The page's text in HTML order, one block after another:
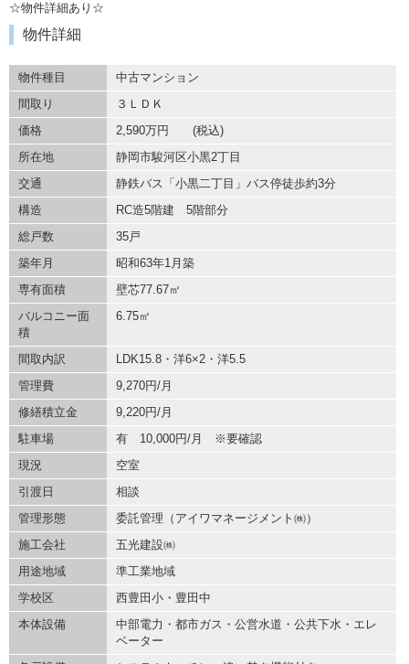
☆物件詳細あり☆
物件詳細
物件種目
中古マンション
間取り
３ＬＤＫ
価格
2,590万円 (税込)
所在地
静岡市駿河区小黒2丁目
交通
静鉄バス「小黒二丁目」バス停徒歩約3分
構造
RC造5階建 5階部分
総戸数
35戸
築年月
昭和63年1月築
専有面積
壁芯77.67㎡
バルコニー面
積
6.75㎡
間取内訳
LDK15.8・洋6×2・洋5.5
管理費
9,270円/月
修繕積立金
9,220円/月
駐車場
有 10,000円/月 ※要確認
現況
空室
引渡日
相談
管理形態
委託管理（アイワマネージメント㈱）
施工会社
五光建設㈱
用途地域
準工業地域
学校区
西豊田小・豊田中
本体設備
中部電力・都市ガス・公営水道・公共下水・エレ
ベーター